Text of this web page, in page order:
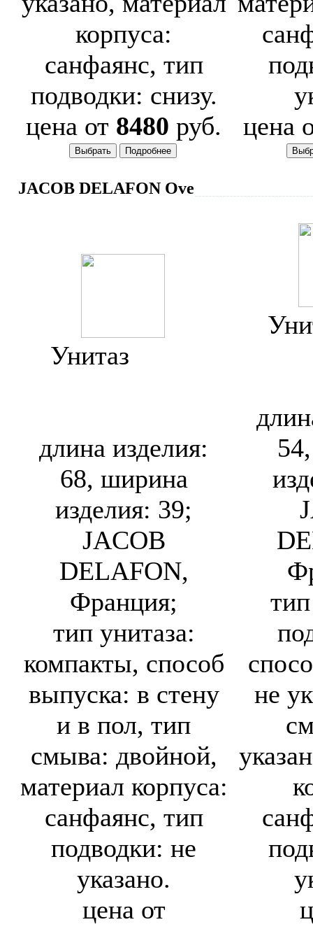
корпуса:
санфаянс, тип
подводки: снизу.
цена от 8480 руб.
цена
JACOB DELAFON Ove
Унитаз
длина изделия:
68, ширина
изделия: 39;
JACOB
DELAFON,
Франция;
тип унитаза:
компакты, способ
выпуска: в стену
и в пол, тип
смыва: двойной,
материал корпуса:
санфаянс, тип
подводки: не
указано.
цена от
не